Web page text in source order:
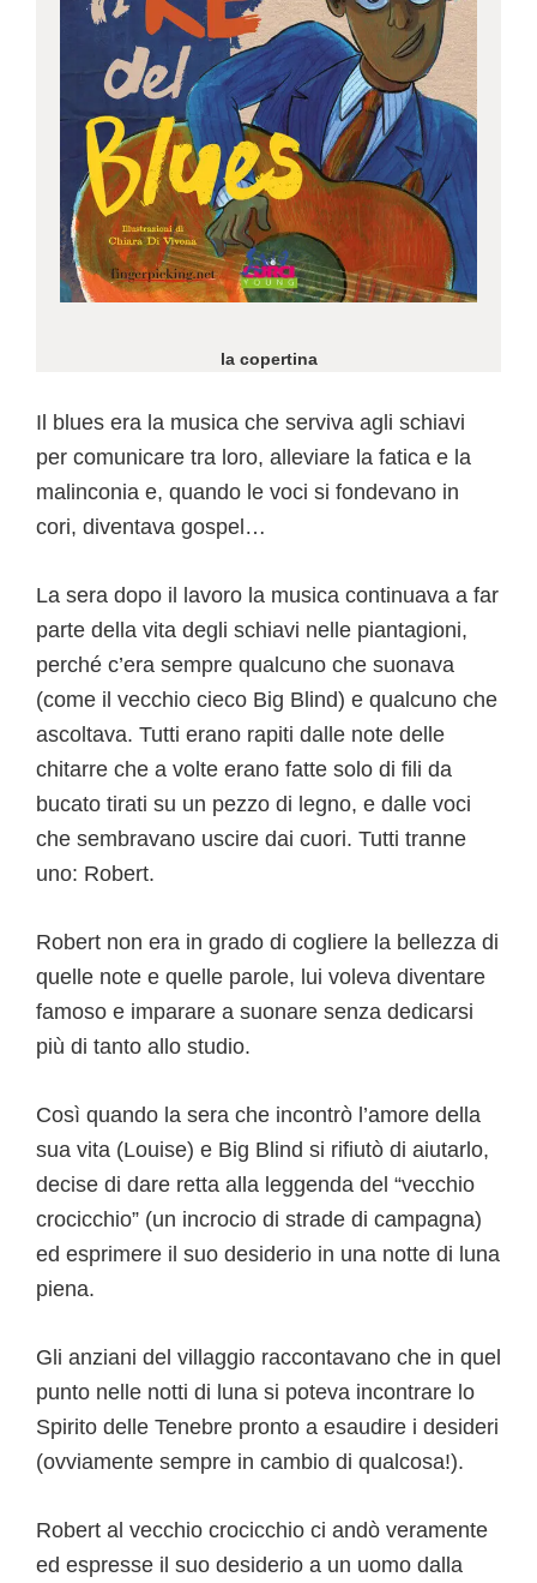
la copertina
Il blues era la musica che serviva agli schiavi
per comunicare tra loro, alleviare la fatica e la
malinconia e, quando le voci si fondevano in
cori, diventava gospel…
La sera dopo il lavoro la musica continuava a far
parte della vita degli schiavi nelle piantagioni,
perché c’era sempre qualcuno che suonava
(come il vecchio cieco Big Blind) e qualcuno che
ascoltava. Tutti erano rapiti dalle note delle
chitarre che a volte erano fatte solo di fili da
bucato tirati su un pezzo di legno, e dalle voci
che sembravano uscire dai cuori. Tutti tranne
uno: Robert.
Robert non era in grado di cogliere la bellezza di
quelle note e quelle parole, lui voleva diventare
famoso e imparare a suonare senza dedicarsi
più di tanto allo studio.
Così quando la sera che incontrò l’amore della
sua vita (Louise) e Big Blind si rifiutò di aiutarlo,
decise di dare retta alla leggenda del “vecchio
crocicchio” (un incrocio di strade di campagna)
ed esprimere il suo desiderio in una notte di luna
piena.
Gli anziani del villaggio raccontavano che in quel
punto nelle notti di luna si poteva incontrare lo
Spirito delle Tenebre pronto a esaudire i desideri
(ovviamente sempre in cambio di qualcosa!).
Robert al vecchio crocicchio ci andò veramente
ed espresse il suo desiderio a un uomo dalla